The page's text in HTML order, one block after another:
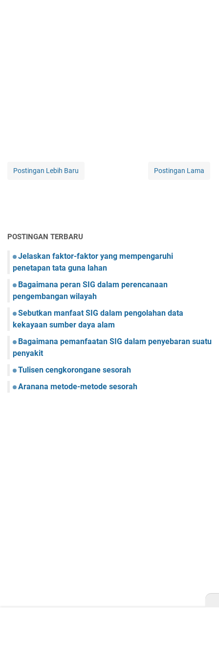
Postingan Lebih Baru Postingan Lama
POSTINGAN TERBARU
Jelaskan faktor-faktor yang mempengaruhi
penetapan tata guna lahan
Bagaimana peran SIG dalam perencanaan
pengembangan wilayah
Sebutkan manfaat SIG dalam pengolahan data
kekayaan sumber daya alam
Bagaimana pemanfaatan SIG dalam penyebaran suatu
penyakit
Tulisen cengkorongane sesorah
Aranana metode-metode sesorah